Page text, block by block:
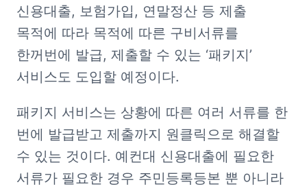
신용대출, 보험가입, 연말정산 등 제출
목적에 따라 목적에 따른 구비서류를
한꺼번에 발급, 제출할 수 있는 ‘패키지’
서비스도 도입할 예정이다.
패키지 서비스는 상황에 따른 여러 서류를 한
번에 발급받고 제출까지 원클릭으로 해결할
수 있는 것이다. 예컨대 신용대출에 필요한
서류가 필요한 경우 주민등록등본 뿐 아니라